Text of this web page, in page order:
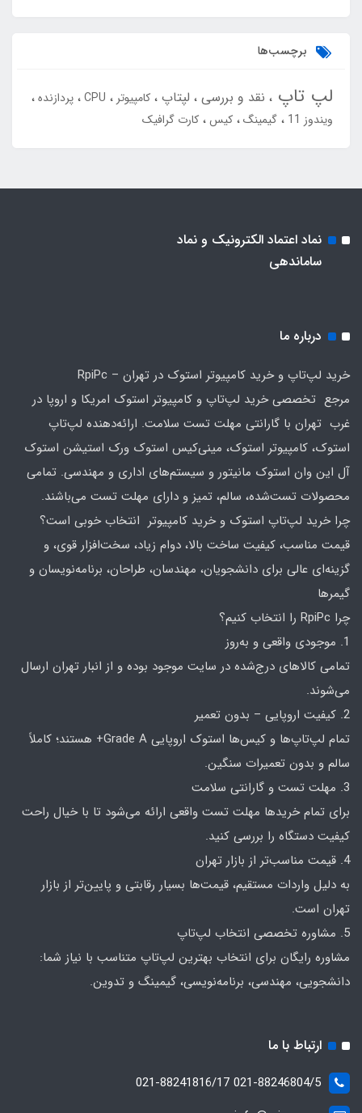
برچسب‌ها
لپ تاپ نقد و بررسی لپتاپ کامپیوتر CPU پردازنده
ویندوز 11
گیمینگ کیس کارت گرافیک
نماد اعتماد الکترونیک و نماد
ساماندهی
درباره ما
خرید لپ‌تاپ و خرید کامپیوتر استوک در تهران – RpiPc
مرجع تخصصی خرید لپ‌تاپ و کامپیوتر استوک امریکا و اروپا در
غرب تهران با گارانتی مهلت تست سلامت. ارائه‌دهنده لپ‌تاپ
استوک، کامپیوتر استوک، مینی‌کیس استوک ورک استیشن استوک
آل این وان استوک مانیتور و سیستم‌های اداری و مهندسی. تمامی
محصولات تست‌شده، سالم، تمیز و دارای مهلت تست می‌باشند.
چرا خرید لپ‌تاپ استوک و خرید کامپیوتر انتخاب خوبی است؟
قیمت مناسب، کیفیت ساخت بالا، دوام زیاد، سخت‌افزار قوی، و
گزینه‌ای عالی برای دانشجویان، مهندسان، طراحان، برنامه‌نویسان و
گیمرها
چرا RpiPc را انتخاب کنیم؟
1. موجودی واقعی و به‌روز
تمامی کالاهای درج‌شده در سایت موجود بوده و از انبار تهران ارسال
می‌شوند.
2. کیفیت اروپایی – بدون تعمیر
تمام لپ‌تاپ‌ها و کیس‌ها استوک اروپایی Grade A+ هستند؛ کاملاً
سالم و بدون تعمیرات سنگین.
3. مهلت تست و گارانتی سلامت
برای تمام خریدها مهلت تست واقعی ارائه می‌شود تا با خیال راحت
کیفیت دستگاه را بررسی کنید.
4. قیمت مناسب‌تر از بازار تهران
به دلیل واردات مستقیم، قیمت‌ها بسیار رقابتی و پایین‌تر از بازار
تهران است.
5. مشاوره تخصصی انتخاب لپ‌تاپ
مشاوره رایگان برای انتخاب بهترین لپ‌تاپ متناسب با نیاز شما:
دانشجویی، مهندسی، برنامه‌نویسی، گیمینگ و تدوین.
ارتباط با ما
021-88246804/5 021-88241816/17